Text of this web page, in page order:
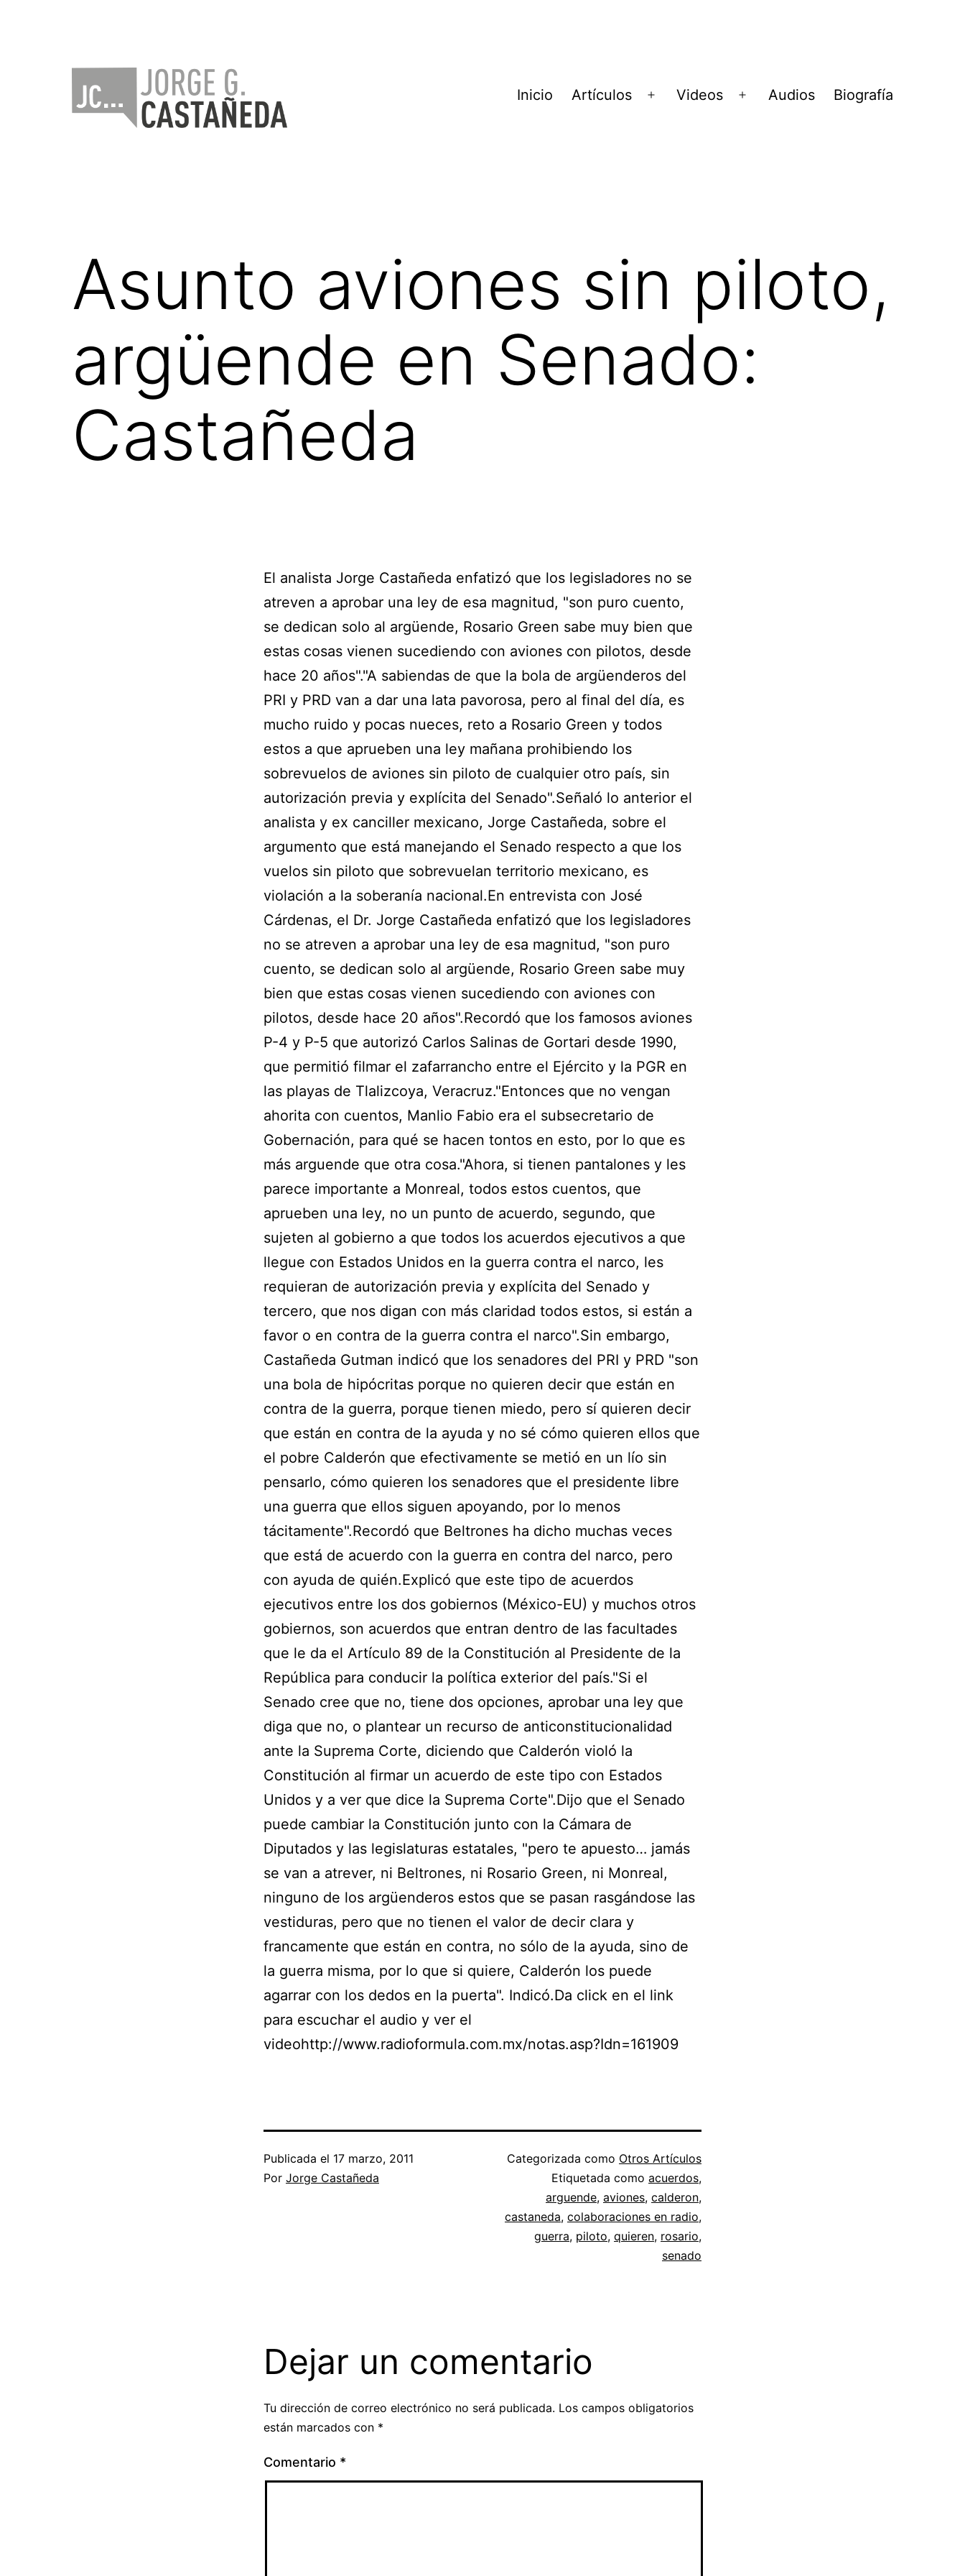
Inicio Artículos
Abrir
Videos
Abrir
Audios Biografía
Asunto aviones sin piloto,
argüende en Senado:
Castañeda
El analista Jorge Castañeda enfatizó que los legisladores no se
atreven a aprobar una ley de esa magnitud, "son puro cuento,
se dedican solo al argüende, Rosario Green sabe muy bien que
estas cosas vienen sucediendo con aviones con pilotos, desde
hace 20 años"."A sabiendas de que la bola de argüenderos del
PRI y PRD van a dar una lata pavorosa, pero al final del día, es
mucho ruido y pocas nueces, reto a Rosario Green y todos
estos a que aprueben una ley mañana prohibiendo los
sobrevuelos de aviones sin piloto de cualquier otro país, sin
autorización previa y explícita del Senado".Señaló lo anterior el
analista y ex canciller mexicano, Jorge Castañeda, sobre el
argumento que está manejando el Senado respecto a que los
vuelos sin piloto que sobrevuelan territorio mexicano, es
violación a la soberanía nacional.En entrevista con José
Cárdenas, el Dr. Jorge Castañeda enfatizó que los legisladores
no se atreven a aprobar una ley de esa magnitud, "son puro
cuento, se dedican solo al argüende, Rosario Green sabe muy
bien que estas cosas vienen sucediendo con aviones con
pilotos, desde hace 20 años".Recordó que los famosos aviones
P-4 y P-5 que autorizó Carlos Salinas de Gortari desde 1990,
que permitió filmar el zafarrancho entre el Ejército y la PGR en
las playas de Tlalizcoya, Veracruz."Entonces que no vengan
ahorita con cuentos, Manlio Fabio era el subsecretario de
Gobernación, para qué se hacen tontos en esto, por lo que es
más arguende que otra cosa."Ahora, si tienen pantalones y les
parece importante a Monreal, todos estos cuentos, que
aprueben una ley, no un punto de acuerdo, segundo, que
sujeten al gobierno a que todos los acuerdos ejecutivos a que
llegue con Estados Unidos en la guerra contra el narco, les
requieran de autorización previa y explícita del Senado y
tercero, que nos digan con más claridad todos estos, si están a
favor o en contra de la guerra contra el narco".Sin embargo,
Castañeda Gutman indicó que los senadores del PRI y PRD "son
una bola de hipócritas porque no quieren decir que están en
contra de la guerra, porque tienen miedo, pero sí quieren decir
que están en contra de la ayuda y no sé cómo quieren ellos que
el pobre Calderón que efectivamente se metió en un lío sin
pensarlo, cómo quieren los senadores que el presidente libre
una guerra que ellos siguen apoyando, por lo menos
tácitamente".Recordó que Beltrones ha dicho muchas veces
que está de acuerdo con la guerra en contra del narco, pero
con ayuda de quién.Explicó que este tipo de acuerdos
ejecutivos entre los dos gobiernos (México-EU) y muchos otros
gobiernos, son acuerdos que entran dentro de las facultades
que le da el Artículo 89 de la Constitución al Presidente de la
República para conducir la política exterior del país."Si el
Senado cree que no, tiene dos opciones, aprobar una ley que
diga que no, o plantear un recurso de anticonstitucionalidad
ante la Suprema Corte, diciendo que Calderón violó la
Constitución al firmar un acuerdo de este tipo con Estados
Unidos y a ver que dice la Suprema Corte".Dijo que el Senado
puede cambiar la Constitución junto con la Cámara de
Diputados y las legislaturas estatales, "pero te apuesto… jamás
se van a atrever, ni Beltrones, ni Rosario Green, ni Monreal,
ninguno de los argüenderos estos que se pasan rasgándose las
vestiduras, pero que no tienen el valor de decir clara y
francamente que están en contra, no sólo de la ayuda, sino de
la guerra misma, por lo que si quiere, Calderón los puede
agarrar con los dedos en la puerta". Indicó.Da click en el link
para escuchar el audio y ver el
videohttp://www.radioformula.com.mx/notas.asp?Idn=161909
Publicada el 17 marzo, 2011
Por Jorge Castañeda
Categorizada como Otros Artículos
Etiquetada como acuerdos,
arguende, aviones, calderon,
castaneda, colaboraciones en radio,
guerra, piloto, quieren, rosario,
senado
Dejar un comentario
Tu dirección de correo electrónico no será publicada. Los campos obligatorios
están marcados con *
Comentario *